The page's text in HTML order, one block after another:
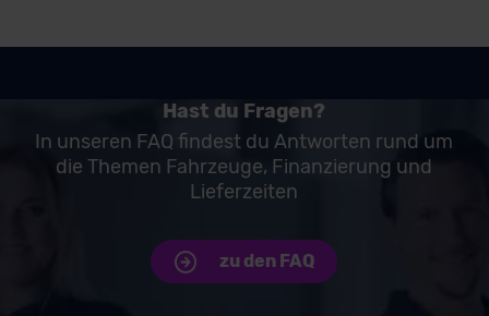
Hast du Fragen?
In unseren FAQ findest du Antworten rund um
die Themen Fahrzeuge, Finanzierung und
Lieferzeiten
zu den FAQ